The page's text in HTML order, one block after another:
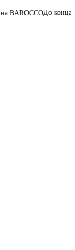
До конца акции07:03: